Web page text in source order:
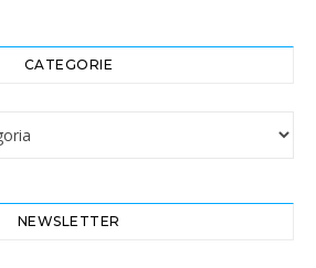
CATEGORIE
NEWSLETTER